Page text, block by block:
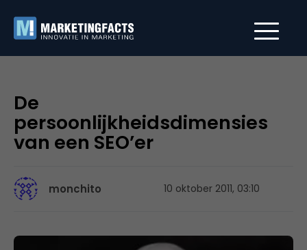
De
persoonlijkheidsdimensies
van een SEO’er
monchito 10 oktober 2011, 03:10